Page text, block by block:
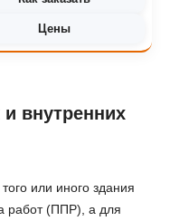
Цены
внутренних
или иного здания
работ (ППР), а для